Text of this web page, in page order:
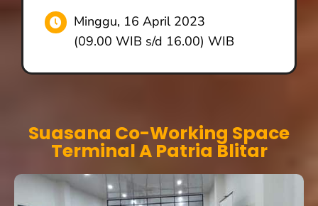
Minggu, 16 April 2023
(09.00 WIB s/d 16.00) WIB
Suasana Co-Working Space
Terminal A Patria Blitar